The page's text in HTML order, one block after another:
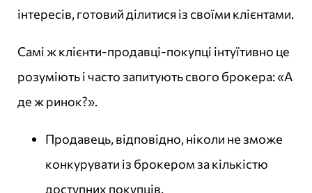
інтересів, готовий ділитися із своїми клієнтами.
Самі ж клієнти-продавці-покупці інтуїтивно це
розуміють і часто запитують свого брокера: «А
де ж ринок?».
Продавець, відповідно, ніколи не зможе
конкурувати із брокером за кількістю
доступних покупців.